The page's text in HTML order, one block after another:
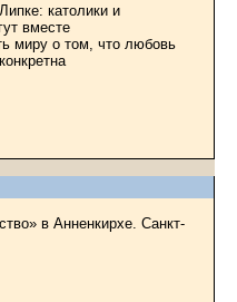
католики и
вместе
миру о том, что любовь
в Анненкирхе. Санкт-